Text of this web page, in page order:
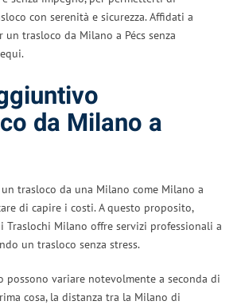
con serenità e sicurezza. Affidati a
trasloco da Milano a Pécs senza
da Milano a
trasloco da una Milano come Milano a
di capire i costi. A questo proposito,
Traslochi Milano offre servizi professionali a
un trasloco senza stress.
possono variare notevolmente a seconda di
cosa, la distanza tra la Milano di